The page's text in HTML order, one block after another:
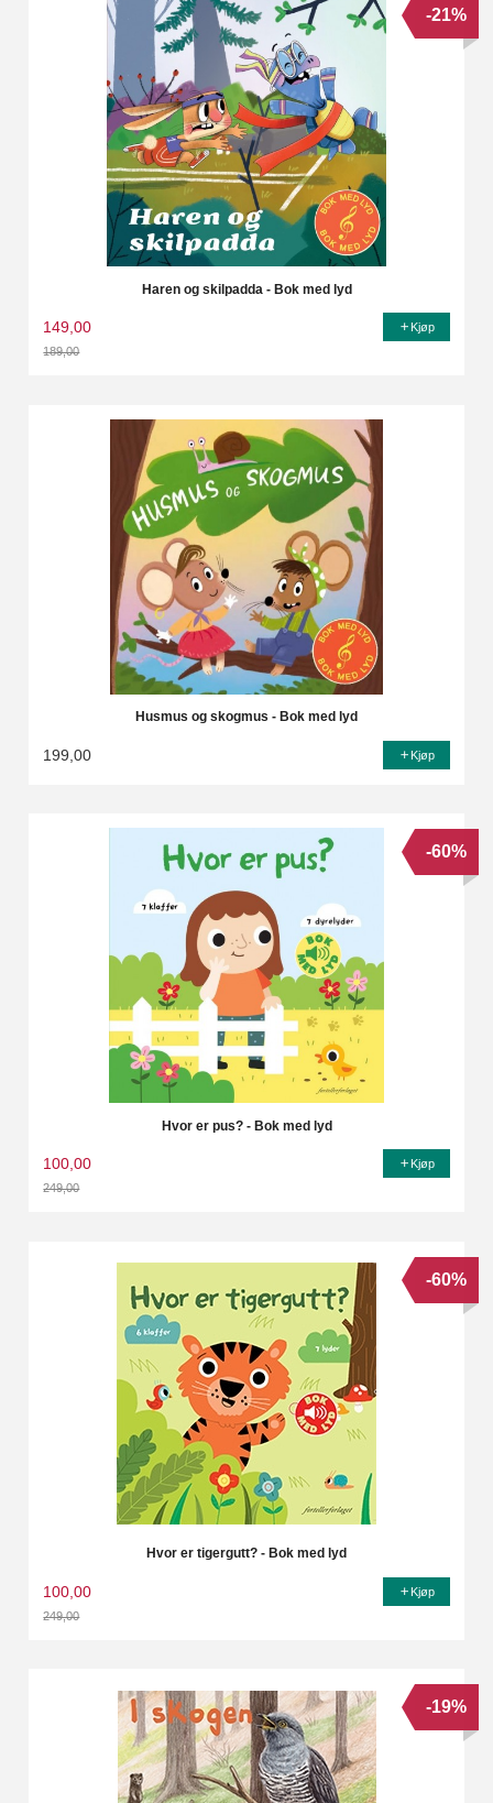
Haren og skilpadda - Bok med lyd
149,00
189,00
-21%
Kjøp
Husmus og skogmus - Bok med lyd
199,00 Kjøp
Hvor er pus? - Bok med lyd
100,00
249,00
-60%
Kjøp
Hvor er tigergutt? - Bok med lyd
100,00
249,00
-60%
Kjøp
-19%